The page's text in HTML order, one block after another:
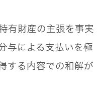
有財産の主張を事実
与による支払いを極
する内容での和解が